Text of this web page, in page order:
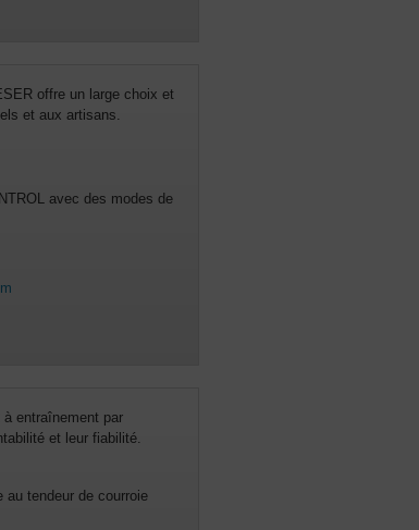
offre un large choix et
et aux artisans.
avec des modes de
entraînement par
et leur fiabilité.
tendeur de courroie